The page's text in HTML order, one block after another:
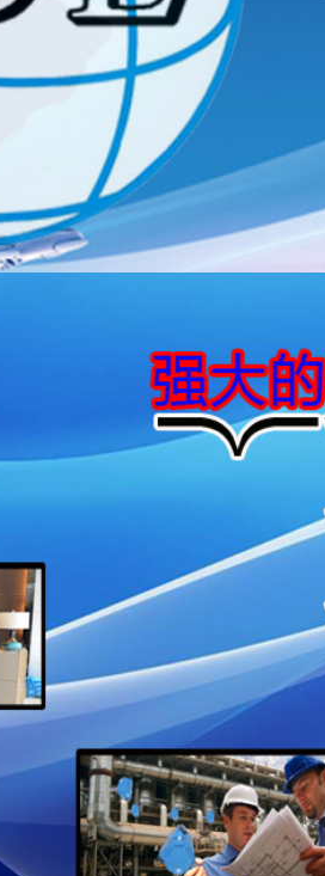
粉尘仪？
场价格战和质量参差不齐的现状，
的选择。
阱”，具体风险包括：
价传感器（如光学组件、电子元件
测（如《固定污染源废气 低浓度颗
如外壳、管路）可能偷工减料（如
，频繁更换设备反而增加总成本。
的售后体系，校准、维修依赖第三
失可能远超设备差价。
心，覆盖购买成本、使用成本、风